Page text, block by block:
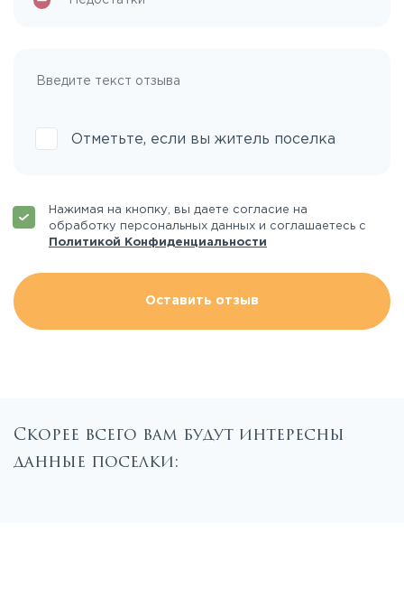
Отметьте, если вы житель поселка
Нажимая на кнопку, вы даете согласие на
обработку персональных данных и соглашаетесь с
Политикой Конфиденциальности
Оставить отзыв
Скорее всего вам будут интересны
данные поселки: